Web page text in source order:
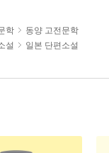
학
동양 고전문학
설 일본 단편소설